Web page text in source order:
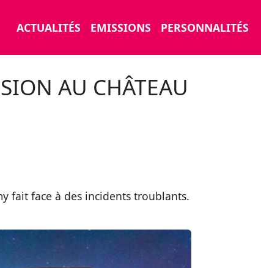
ACTUALITÉS EMISSIONS PERSONNALITÉS
AU CHÂTEAU
fait face à des incidents troublants.